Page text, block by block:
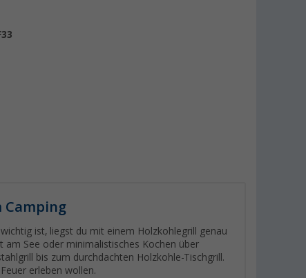
Camping
ist, liegst du mit einem Holzkohlegrill genau
am See oder minimalistisches Kochen über
bis zum durchdachten Holzkohle-Tischgrill.
erleben wollen.